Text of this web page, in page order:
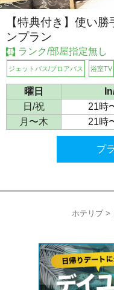
【特典付き】使い
ンプラン
ランク/部屋指定無し
ジェットバス/ブロアバス 浴室TV
曜日
日/祝
21時
月〜木
21時
プ
ホテリブ